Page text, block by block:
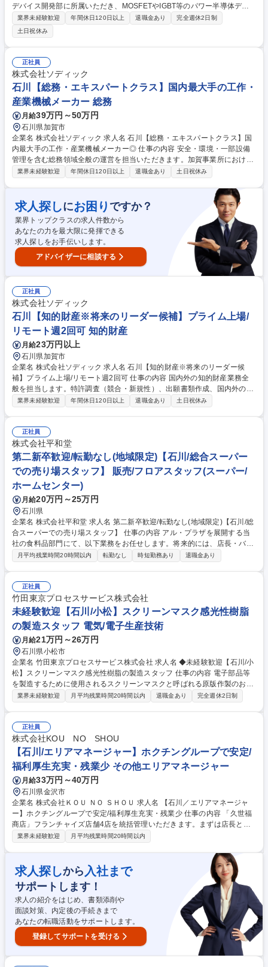
デバイス開発部に所属いただき、MOSFETやIGBT等のパワー半導体デバ
イスの新規開発において、製品毎に6～8名のチームを組み、下記業務をお
任せいたします。・半導体のプロセスインテグレーション、デバイス技術
・評価分析・プロセスシミュレーション（TCAD） 1プロダクト2～3年ベ
ースで開発を行っており、週一度の製品定例ミーティングを行い、1週間
でPDCAを回しています。 パワー半導体は開発の規模感が大きすぎないか
らこそ、製品開発～量産立ち上げまで見渡すことができ、エンジニアとし
て確実にキャリアアップできる環境が整っています。 募集職種 AT-P1【石
川】パワー半導体のデバイス設計・プロセスインテグレーションエンジ
業界未経験歓迎 年間休日120日以上 退職金あり
完全週休2日制
土日祝休み
正社員
株式会社ソディック
石川【総務・エキスパートクラス】国内最大手の工作・
産業機械メーカー 総務
月給39万円～50万円
石川県加賀市
企業名 株式会社ソディック 求人名 石川【総務・エキスパートクラス】国
内最大手の工作・産業機械メーカー◎ 仕事の内容 安全・環境・一部設備
管理を含む総務領域全般の運営を担当いただきます。加賀事業所における
総務機能の高度化・安定運営を担い、生産拠点としての安全・法令遵守・
（事業所内の安全衛生、環境・防災対応、一部ファシリティ管理、文書管
理、固定資産・備品管理、受付・庶務業務の管理） ■事業所運営に関する
マネジメント（各部門との連携・調整、運営課題の把握と改善、コンプラ
イアンス・リスクマネジメント対応、経営層や加賀事業所長への報告・連
携） ■メンバー育成・組織マネジメント 募集職種 石川【総務・エキスパ
ートクラス】国内最大手の工作・産業機械メーカー◎
業界未経験歓迎 年間休日120日以上 退職金あり 土日祝休み
求人探しにお困り ですか？
業界トップクラスの求人件数から
あなたの力を最大限に発揮できる
求人探しをお手伝いします。
アドバイザーに相談する
正社員
株式会社ソディック
石川【知的財産※将来のリーダー候補】プライム上場/
リモート週2回可 知的財産
月給23万円以上
石川県加賀市
企業名 株式会社ソディック 求人名 石川【知的財産※将来のリーダー候
補】プライム上場/リモート週2回可 仕事の内容 国内外の知的財産業務全
般を担当します。特許調査（競合・新規性）、出願書類作成、国内外の特
許庁への対応、異議申立て、模倣品対策（Webパトロール）、IPランドス
への意見書提出、商標冒認出願への対応など、権利化から保護まで一貫し
て行います。 募集職種 石川【知的財産※将来のリーダー候補】プライム
上場/リモート週2回可
業界未経験歓迎 年間休日120日以上 退職金あり 土日祝休み
正社員
株式会社平和堂
第二新卒歓迎/転勤なし(地域限定)【石川/総合スーパー
での売り場スタッフ】 販売/フロアスタッフ(スーパー/
ホームセンター)
月給20万円～25万円
石川県
企業名 株式会社平和堂 求人名 第二新卒歓迎/転勤なし(地域限定)【石川/総
合スーパーでの売り場スタッフ】 仕事の内容 アル・プラザを展開する当
社の食料品部門にて、以下業務をお任せします。将来的には、店長・バイ
ヤー・本部スタッフなど様々なキャリアを築くことが可能な環境です。 ■
す。 キャリアステップ：売場担当⇒主任（売場責任者）へとステップアッ
プ。入社半年～1年で責任者へ昇格する者もおられます。意欲がある方で
あれば店長、バイヤー、本部スタッフなどへのキャリアアップも可能で
す！ 募集職種 第二新卒歓迎/転勤なし(地域限定)【石川/総合スーパーでの
売り場スタッフ】
月平均残業時間20時間以内 転勤なし 時短勤務あり 退職金あり
正社員
竹田東京プロセスサービス株式会社
未経験歓迎【石川/小松】スクリーンマスク感光性樹脂
の製造スタッフ 電気/電子生産技術
月給21万円～26万円
石川県小松市
企業名 竹田東京プロセスサービス株式会社 求人名 ◆未経験歓迎【石川/小
松】スクリーンマスク感光性樹脂の製造スタッフ 仕事の内容 電子部品等
を製造するために使用されるスクリーンマスクと呼ばれる原版作製のお仕
事です。 大量生産ではなく一点一点が異なる「ものづくり」に携われま
まっていますのでそれに従って材料を調合していきます。入社後はスタッ
フが丁寧に指導いたしますのでご安心ください。 ◇将来は品質管理や生産
管理の業務にも従事していただきます。 （変更の範囲：会社が指示する業
務全般） 募集職種 ◆未経験歓迎【石川/小松】スクリーンマスク感光性樹
脂の製造スタッフ
業界未経験歓迎 月平均残業時間20時間以内 退職金あり 完全週休2日制
正社員
株式会社KOU NO SHOU
【石川/エリアマネージャー】ホクチングループで安定/
福利厚生充実・残業少 その他エリアマネージャー
月給33万円～40万円
石川県金沢市
企業名 株式会社ＫＯＵ ＮＯ ＳＨＯＵ 求人名 【石川／エリアマネージャ
ー】ホクチングループで安定/福利厚生充実・残業少 仕事の内容 「久世福
商店」フランチャイズ店舗4店を統括管理いただきます。まずは店長とし
て店舗の流れを把握いただき、その後ご経験/ご希望に応じ石川県、富山県
(日割売上目標の設定など) ・売上管理(現状確認/必要に応じた計画見直し
など) ・スタッフ管理(シフト作成・勤怠管理・採用・教育・査定など) ・
売場管理(POP・ディスプレイ・陳列など) ・商品管理(仕入れ・品揃え・
在庫など)、店舗内での役割分担決定 募集職種 【石川／エリアマネージャ
ー】ホクチングループで安定/福利厚生充実・残業少
業界未経験歓迎 月平均残業時間20時間以内
求人探しから 入社まで
サポートします！
求人の紹介をはじめ、書類添削や
面談対策、内定後の手続きまで
あなたの転職活動をサポートします。
登録してサポートを受ける